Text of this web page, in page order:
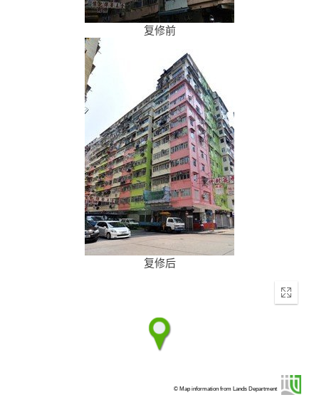
复修前
复修后
Enter
© Map information from Lands Department